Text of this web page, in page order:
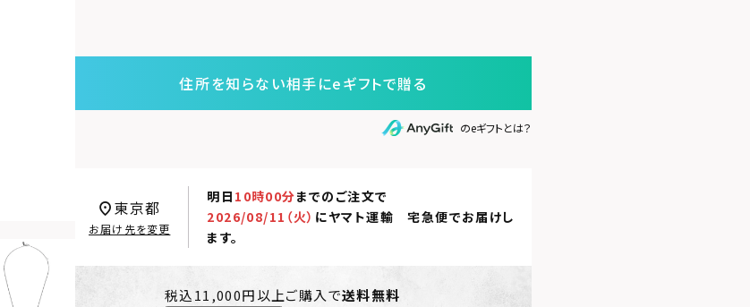
住所を知らない相手にeギフトで贈る
のeギフトとは？
明日 10時00分までのご注文で
2026/08/11（火） にヤマト運輸 宅急便でお届けし
ます。
東京都
お届け先を変更
税込11,000円以上ご購入で送料無料